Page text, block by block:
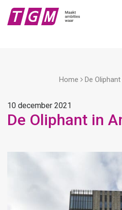
Home De Oliphant
10 december 2021
De Oliphant in